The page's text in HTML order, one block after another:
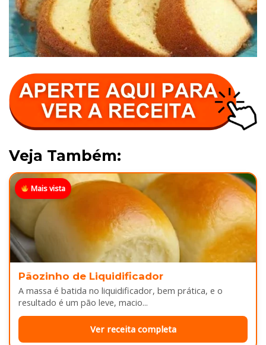
Veja Também:
Mais vista
Pãozinho de Liquidificador
A massa é batida no liquidificador, bem prática, e o
resultado é um pão leve, macio...
Ver receita completa